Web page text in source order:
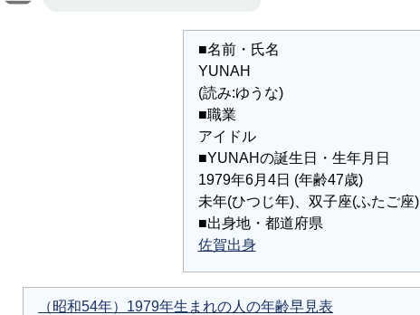
■名前・氏名
YUNAH
(読み:ゆうな)
■職業
アイドル
■YUNAHの誕生日・生年月日
1979年6月4日 (年齢47歳)
未年(ひつじ年)、双子座(ふたご座)
■出身地・都道府県
佐賀出身
（昭和54年）1979年生まれの人の年齢早見表